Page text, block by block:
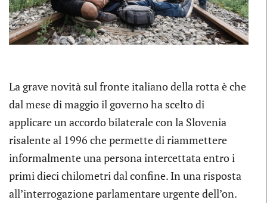
La grave novità sul fronte italiano della rotta è che
dal mese di maggio il governo ha scelto di
applicare un accordo bilaterale con la Slovenia
risalente al 1996 che permette di riammettere
informalmente una persona intercettata entro i
primi dieci chilometri dal confine. In una risposta
all’interrogazione parlamentare urgente dell’on.